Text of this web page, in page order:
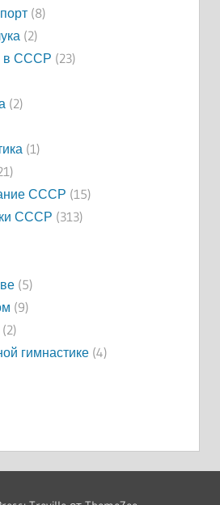
(8)
(2)
в СССР (23)
(2)
(1)
СССР (15)
СССР (313)
(5)
(9)
(2)
гимнастике(4)